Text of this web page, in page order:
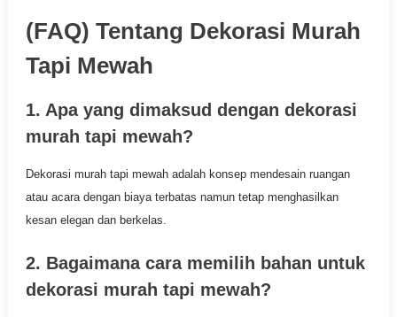
(FAQ) Tentang Dekorasi Murah
Tapi Mewah
1. Apa yang dimaksud dengan dekorasi
murah tapi mewah?
Dekorasi murah tapi mewah adalah konsep mendesain ruangan
atau acara dengan biaya terbatas namun tetap menghasilkan
kesan elegan dan berkelas.
2. Bagaimana cara memilih bahan untuk
dekorasi murah tapi mewah?